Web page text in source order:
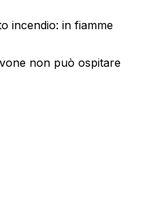
incendio: in fiamme
non può ospitare